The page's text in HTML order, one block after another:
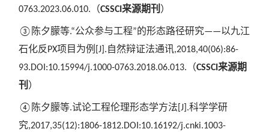
0763.2023.06.010.
（CSSCI来源期刊 ）
③ 陈夕朦等.“公众参与工程”的形态路径研究——以九江
石化反 PX项目为例 [J].自然辩证法通讯,2018,40(06):86-
93.DOI:10.15994/j.1000-0763.2018.06.013.
（CSSCI来源期
刊 ）
④ 陈夕朦等.试论工程伦理形态学方法 [J].科学学研
究,2017,35(12):1806-1812.DOI:10.16192/j.cnki.1003-